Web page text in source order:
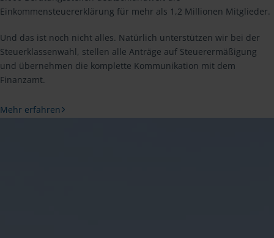
Einkommensteuererklärung für mehr als 1,2 Millionen Mitglieder.
Und das ist noch nicht alles. Natürlich unterstützen wir bei der
Steuerklassenwahl, stellen alle Anträge auf Steuerermäßigung
und übernehmen die komplette Kommunikation mit dem
Finanzamt.
Mehr erfahren